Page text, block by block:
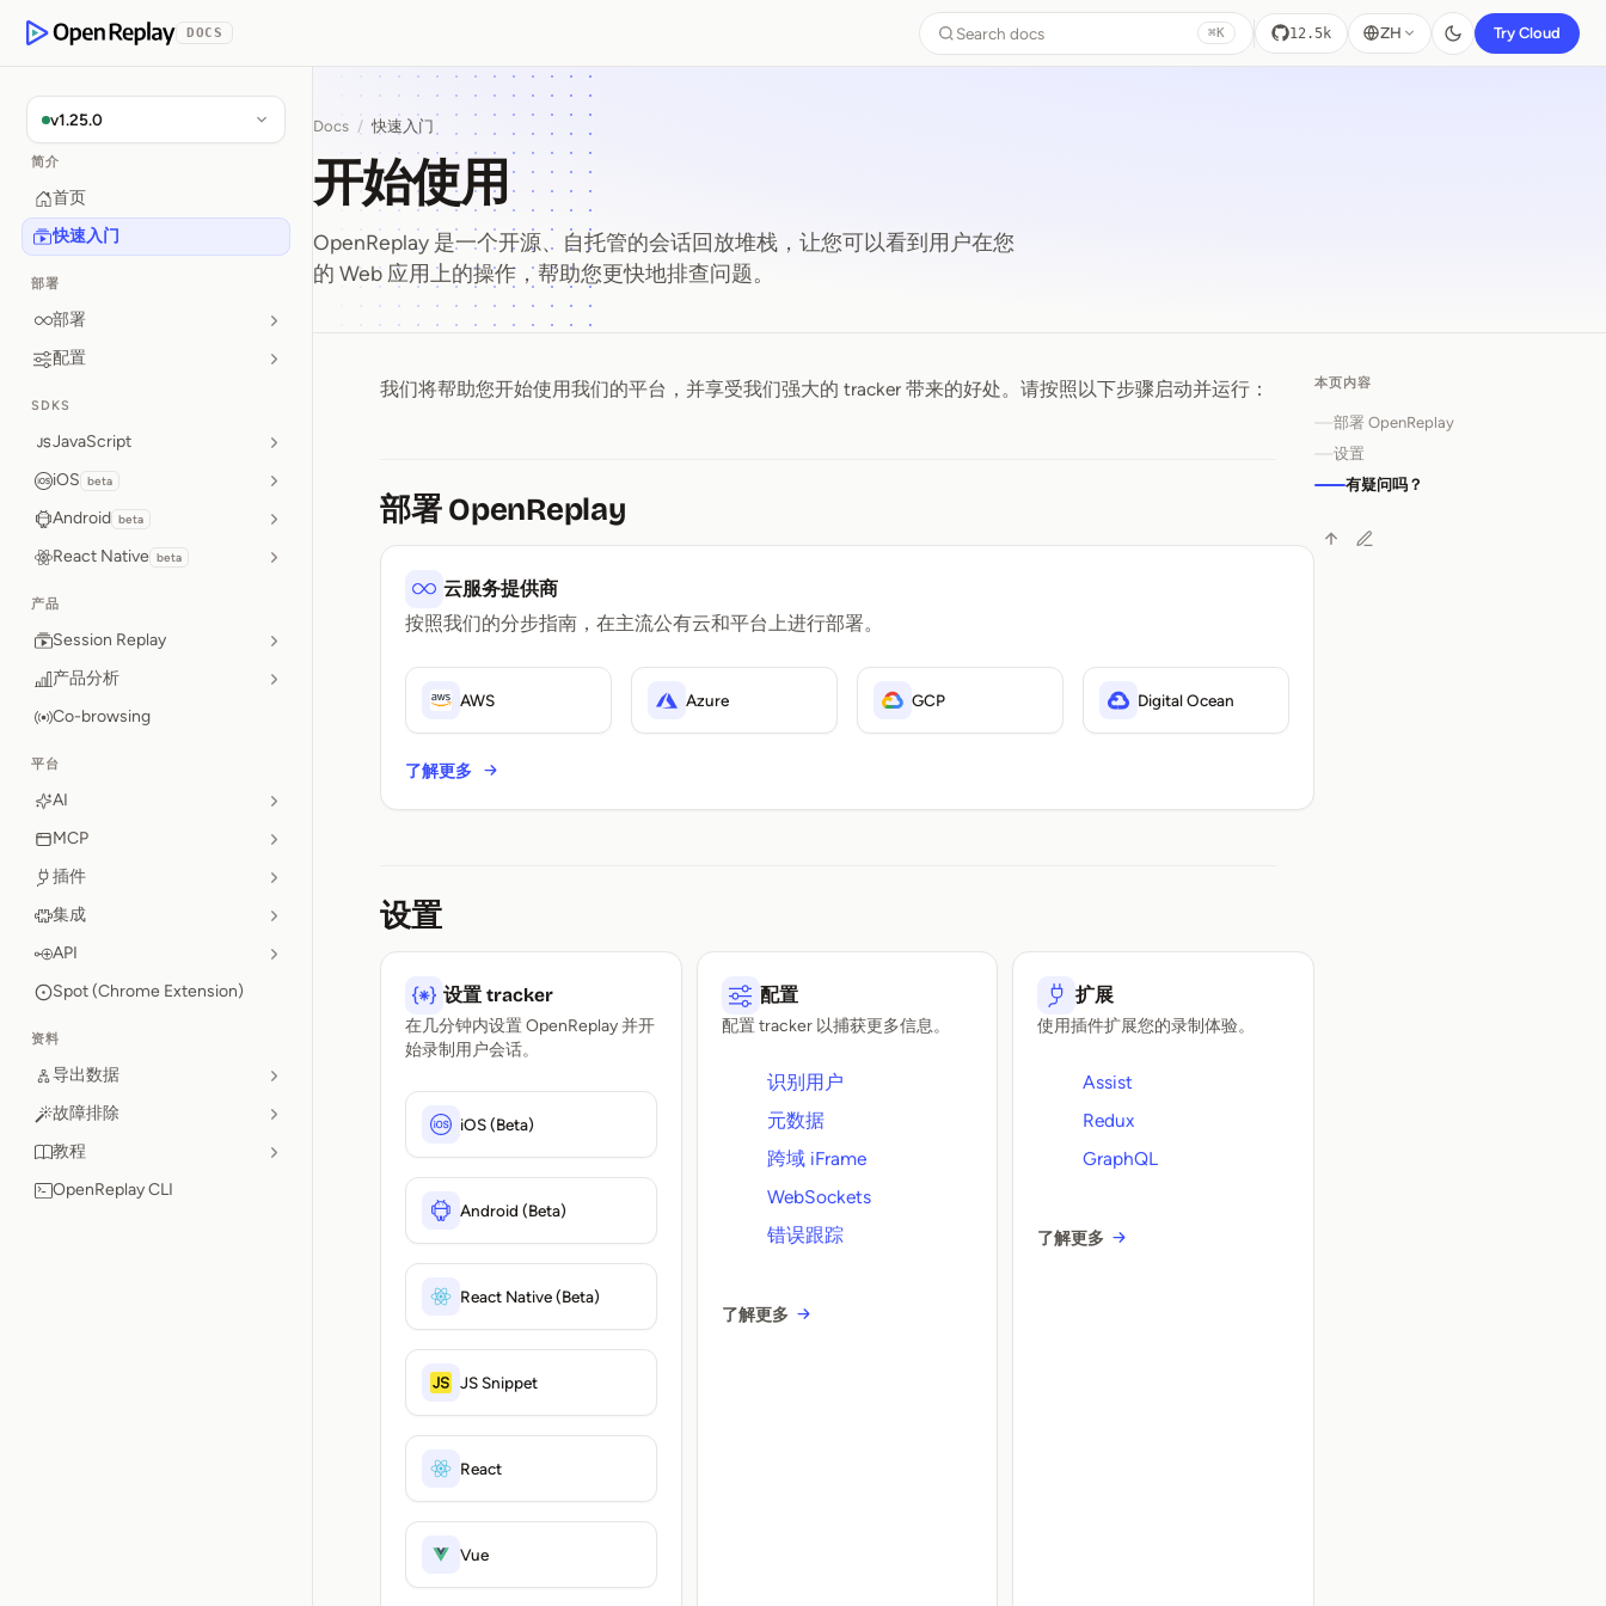
OpenReplay
DOCS Search docs ⌘K 12.5k ZH Try Cloud
v1.25.0
简介
首页
快速入门
部署
部署
配置
SDKS
JavaScript
iOS beta
Android beta
React Native beta
产品
Session Replay
产品分析
Co-browsing
平台
AI
MCP
插件
集成
API
Spot (Chrome Extension)
资料
导出数据
故障排除
教程
OpenReplay CLI
Docs / 快速入门
开始使用
OpenReplay 是一个开源、自托管的会话回放堆栈，让您可以看到用户在您
的 Web 应用上的操作，帮助您更快地排查问题。
开始使用
我们将帮助您开始使用我们的平台，并享受我们强大的 tracker 带来的好处。请按照以下步骤启动并运行：
部署 OpenReplay
云服务提供商
按照我们的分步指南，在主流公有云和平台上进行部署。
AWS Azure GCP Digital Ocean
了解更多
设置
设置 tracker
在几分钟内设置 OpenReplay 并开
始录制用户会话。
iOS (Beta)
Android (Beta)
React Native (Beta)
JS Snippet
React
Vue
配置
配置 tracker 以捕获更多信息。
识别用户
元数据
跨域 iFrame
WebSockets
错误跟踪
了解更多
扩展
使用插件扩展您的录制体验。
Assist
Redux
GraphQL
了解更多
本页内容
部署 OpenReplay
设置
有疑问吗？